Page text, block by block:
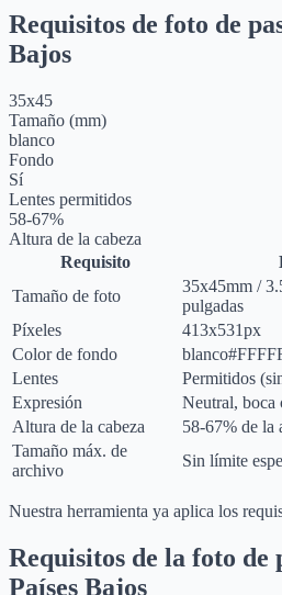
Requisitos de foto de
Bajos
35x45
Tamaño (mm)
blanco
Fondo
Sí
Lentes permitidos
58-67%
Altura de la cabeza
Requisito
Tamaño de foto
35x45mm /
pulgadas
Píxeles
413x531px
Color de fondo
blanco
Lentes
Permitidos
Expresión
Neutral, boca
Altura de la cabeza
58-67% de la
Tamaño máx. de
archivo
Sin límite
Nuestra herramienta ya aplica los
Requisitos de la foto de
Países Bajos